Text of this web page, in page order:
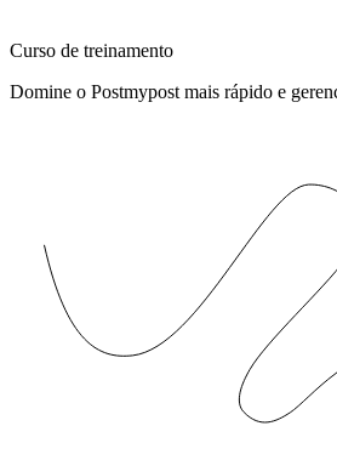
Curso de treinamento
Domine o Postmypost mais rápido e